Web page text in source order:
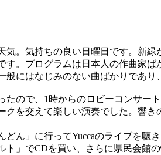
。気持ちの良い日曜日です。新緑
す。プログラムは日本人の作曲家
般にはなじみのない曲ばかりであり
ので、1時からのロビーコンサー
クを交えて楽しい演奏でした。響
ん」に行ってYuccaのライブを聴
ト」でCDを買い、さらに県民会館